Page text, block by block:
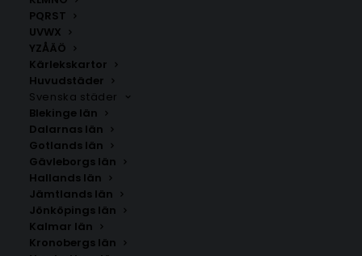
PQRST
UVWX
YZÅÄÖ
Kärlekskartor
Huvudstäder
Svenska städer
Blekinge län
Dalarnas län
Gotlands län
Gävleborgs län
Hallands län
Jämtlands län
Jönköpings län
Kalmar län
Kronobergs län